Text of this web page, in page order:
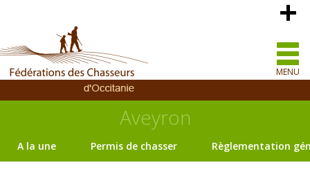
MENU
Aveyron
A la une Permis de chasser Règlementation